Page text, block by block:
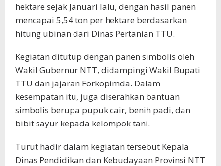
hektare sejak Januari lalu, dengan hasil panen
mencapai 5,54 ton per hektare berdasarkan
hitung ubinan dari Dinas Pertanian TTU.
Kegiatan ditutup dengan panen simbolis oleh
Wakil Gubernur NTT, didampingi Wakil Bupati
TTU dan jajaran Forkopimda. Dalam
kesempatan itu, juga diserahkan bantuan
simbolis berupa pupuk cair, benih padi, dan
bibit sayur kepada kelompok tani.
Turut hadir dalam kegiatan tersebut Kepala
Dinas Pendidikan dan Kebudayaan Provinsi NTT